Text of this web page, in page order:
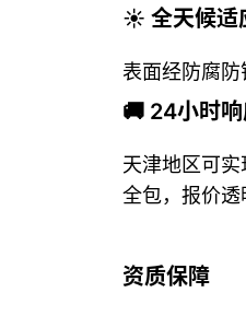
☀️ 全天候适
表面经防腐
🚚 24小时
天津地区可实
全包，报价透
资质保障